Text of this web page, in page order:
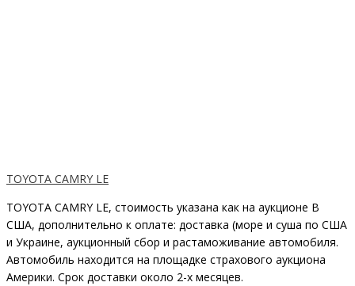
TOYOTA CAMRY LE
TOYOTA CAMRY LE, стоимость указана как на аукционе В
США, дополнительно к оплате: доставка (море и суша по США
и Украине, аукционный сбор и растаможивание автомобиля.
Автомобиль находится на площадке страхового аукциона
Америки. Срок доставки около 2-x месяцев.